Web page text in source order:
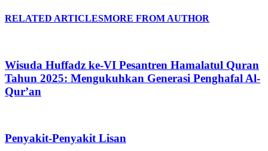
RELATED ARTICLESMORE FROM AUTHOR
Wisuda Huffadz ke-VI Pesantren Hamalatul Quran
Tahun 2025: Mengukuhkan Generasi Penghafal Al-
Qur’an
Penyakit-Penyakit Lisan